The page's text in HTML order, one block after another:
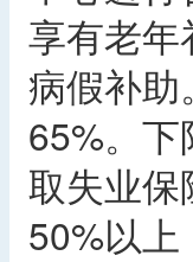
享有老
病假补
65%。
取失业
50%以